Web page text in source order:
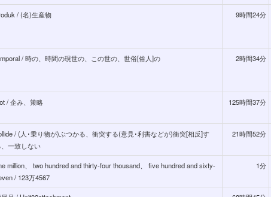
/ (名)生産物 9時間24分
/ 時の、時間の現世の、この世の、世俗[俗人]の 2時間34分
/ 企み、策略 125時間37分
/ (人･乗り物が)ぶつかる、衝突する(意見･利害などが)衝突[相反]す
、一致しない
21時間52分
million、 two hundred and thirty-four thousand、 five hundred and sixty-
/ 123万4567
1分